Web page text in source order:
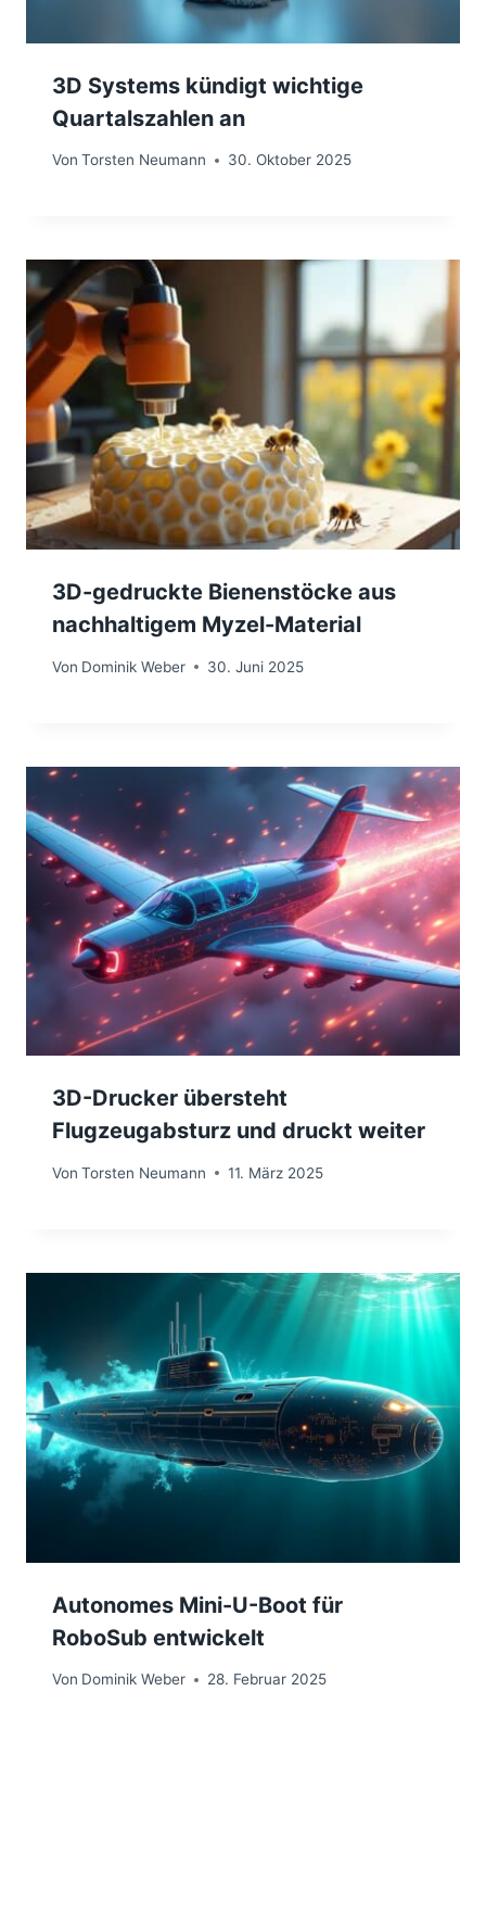
3D Systems kündigt wichtige
Quartalszahlen an
Von Torsten Neumann 30. Oktober 2025
3D-gedruckte Bienenstöcke aus
nachhaltigem Myzel-Material
Von Dominik Weber 30. Juni 2025
3D-Drucker übersteht
Flugzeugabsturz und druckt weiter
Von Torsten Neumann 11. März 2025
Autonomes Mini-U-Boot für
RoboSub entwickelt
Von Dominik Weber 28. Februar 2025